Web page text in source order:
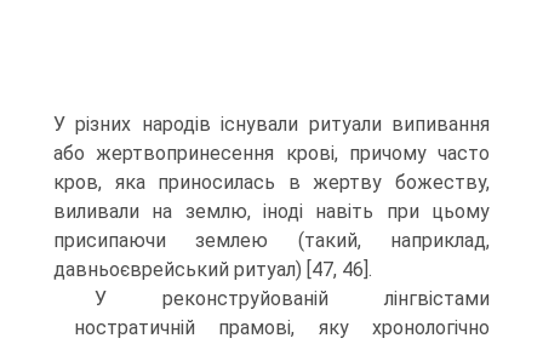
У різних народів існували ритуали випивання
або жертвопринесення крові, причому часто
кров, яка приносилась в жертву божеству,
виливали на землю, іноді навіть при цьому
присипаючи землею (такий, наприклад,
давньоєврейський ритуал) [47, 46].
У реконструйованій лінгвістами
ностратичній прамові, яку хронологічно